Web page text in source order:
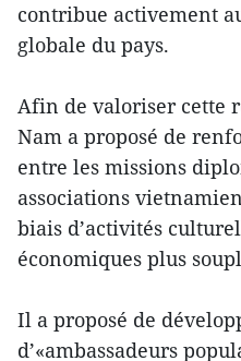
contribue activement
globale du pays.
Afin de valoriser cette
Nam a proposé de
entre les missions
associations
biais d’activités
économiques plus
Il a proposé de
d’«ambassadeurs